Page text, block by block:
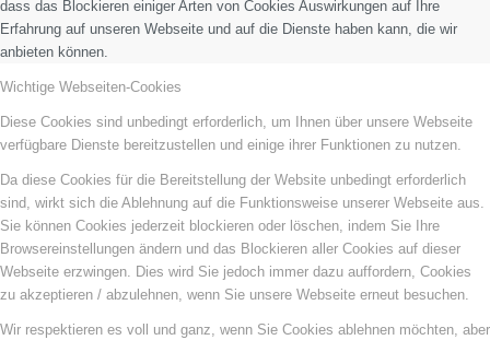
dass das Blockieren einiger Arten von Cookies Auswirkungen auf Ihre
Erfahrung auf unseren Webseite und auf die Dienste haben kann, die wir
anbieten können.
Wichtige Webseiten-Cookies
Diese Cookies sind unbedingt erforderlich, um Ihnen über unsere Webseite
verfügbare Dienste bereitzustellen und einige ihrer Funktionen zu nutzen.
Da diese Cookies für die Bereitstellung der Website unbedingt erforderlich
sind, wirkt sich die Ablehnung auf die Funktionsweise unserer Webseite aus.
Sie können Cookies jederzeit blockieren oder löschen, indem Sie Ihre
Browsereinstellungen ändern und das Blockieren aller Cookies auf dieser
Webseite erzwingen. Dies wird Sie jedoch immer dazu auffordern, Cookies
zu akzeptieren / abzulehnen, wenn Sie unsere Webseite erneut besuchen.
Wir respektieren es voll und ganz, wenn Sie Cookies ablehnen möchten, aber